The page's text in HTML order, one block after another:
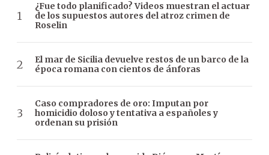
¿Fue todo planificado? Videos muestran el actuar
de los supuestos autores del atroz crimen de
Roselin
El mar de Sicilia devuelve restos de un barco de la
época romana con cientos de ánforas
Caso compradores de oro: Imputan por
homicidio doloso y tentativa a españoles y
ordenan su prisión